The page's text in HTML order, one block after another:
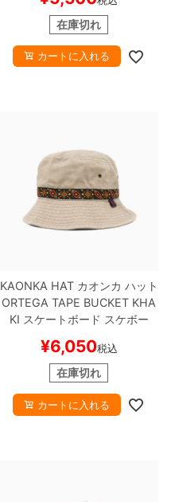
在庫切れ
カートに入れる
KAONKA HATカオンカ ハット
ORTEGA TAPE BUCKET KHA
KI スケートボード スケボー
¥6,050税込
在庫切れ
カートに入れる